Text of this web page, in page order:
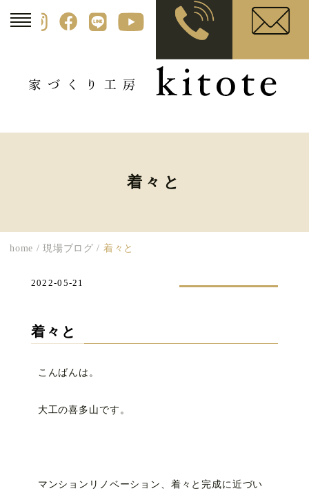
着々と
home /現場ブログ / 着々と
着々と
2022-05-21
こんばんは。
大工の喜多山です。
マンションリノベーション、着々と完成に近づい